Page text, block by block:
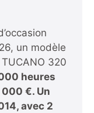
un modèle
320
heures
000 €. Un
avec 2